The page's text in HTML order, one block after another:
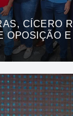
CÍCERO
OPOSIÇÃO E
COM